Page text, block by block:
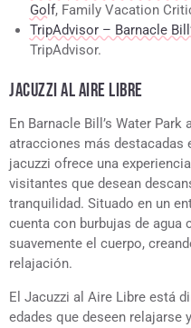
Golf, Family Vacation
TripAdvisor – Barnacle
TripAdvisor.
JACUZZI AL AIRE LIBRE
En Barnacle Bill’s Water
atracciones más destacadas
jacuzzi ofrece una
visitantes que desean
tranquilidad. Situado en un
cuenta con burbujas de agua
suavemente el cuerpo,
relajación.
El Jacuzzi al Aire Libre está
edades que deseen relajarse